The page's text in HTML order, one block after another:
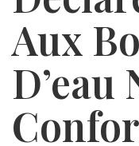
Aux
D’eau